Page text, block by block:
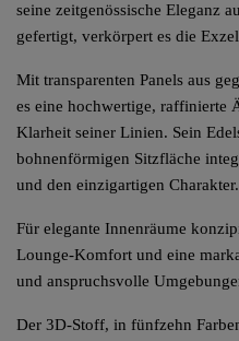
seine zeitgenössische Eleganz
gefertigt, verkörpert es die
Mit transparenten Panels aus
es eine hochwertige, raffinierte
Klarheit seiner Linien. Sein
bohnenförmigen Sitzfläche
und den einzigartigen Charakter.
Für elegante Innenräume
Lounge-Komfort und eine
und anspruchsvolle
Der 3D-Stoff, in fünfzehn